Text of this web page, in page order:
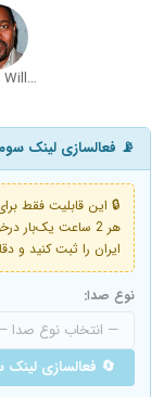
Mykelti Williamson
📡 فعالسازی لینک
🔒 این قابلیت فقط
ایران را ثبت کنید
نوع صدا:
🔄 فعالسازی لینک